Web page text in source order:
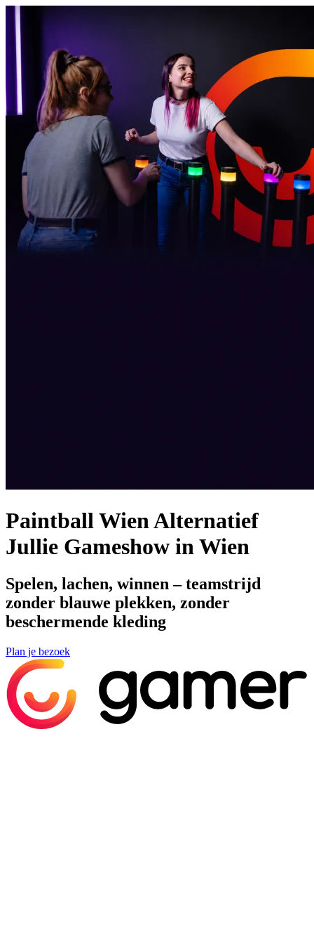
Paintball Wien Alternatief
Jullie Gameshow in Wien
Spelen, lachen, winnen – teamstrijd
zonder blauwe plekken, zonder
beschermende kleding
Plan je bezoek